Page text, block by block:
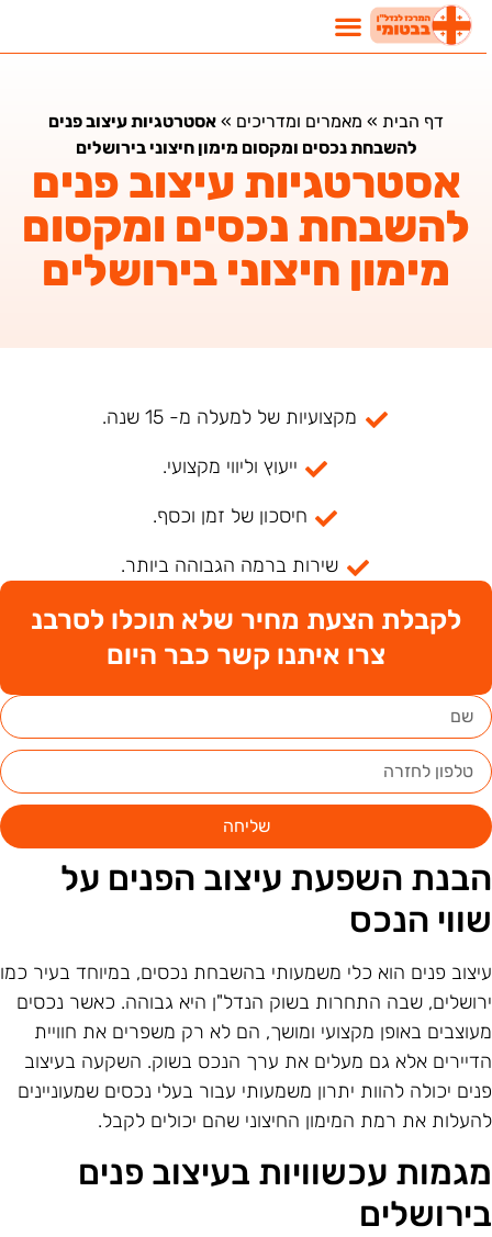
דף הבית»מאמרים ומדריכים»אסטרטגיות עיצוב פנים
להשבחת נכסים ומקסום מימון חיצוני בירושלים
אסטרטגיות עיצוב פנים
להשבחת נכסים ומקסום
מימון חיצוני בירושלים
מקצועיות של למעלה מ- 15 שנה.
ייעוץ וליווי מקצועי.
חיסכון של זמן וכסף.
שירות ברמה הגבוהה ביותר.
לקבלת הצעת מחיר שלא תוכלו לסרבנ
צרו איתנו קשר כבר היום
שליחה
השפעת עיצוב הפנים על
הנכס
פנים הוא כלי משמעותי בהשבחת נכסים, במיוחד בעיר כמו
שבה התחרות בשוק הנדל"ן היא גבוהה. כאשר נכסים
באופן מקצועי ומושך, הם לא רק משפרים את חוויית
אלא גם מעלים את ערך הנכס בשוק. השקעה בעיצוב
יכולה להוות יתרון משמעותי עבור בעלי נכסים שמעוניינים
את רמת המימון החיצוני שהם יכולים לקבל.
עכשוויות בעיצוב פנים